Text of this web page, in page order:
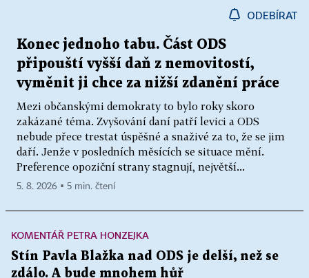
ODEBÍRAT
Konec jednoho tabu. Část ODS
připouští vyšší daň z nemovitostí,
vyměnit ji chce za nižší zdanění práce
Mezi občanskými demokraty to bylo roky skoro
zakázané téma. Zvyšování daní patří levici a ODS
nebude přece trestat úspěšné a snaživé za to, že se jim
daří. Jenže v posledních měsících se situace mění.
Preference opoziční strany stagnují, největší...
5. 8. 2026 ▪ 5 min. čtení
KOMENTÁŘ PETRA HONZEJKA
Stín Pavla Blažka nad ODS je delší, než se
zdálo. A bude mnohem hůř